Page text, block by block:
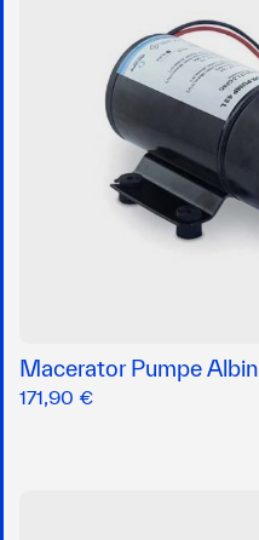
Macerator Pumpe Albin
171,90 €